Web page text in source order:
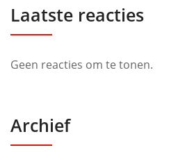
Laatste reacties
Geen reacties om te tonen.
Archief